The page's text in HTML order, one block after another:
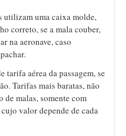
utilizam uma caixa molde,
correto, se a mala couber,
na aeronave, caso
tarifa aérea da passagem, se
Tarifas mais baratas, não
de malas, somente com
valor depende de cada